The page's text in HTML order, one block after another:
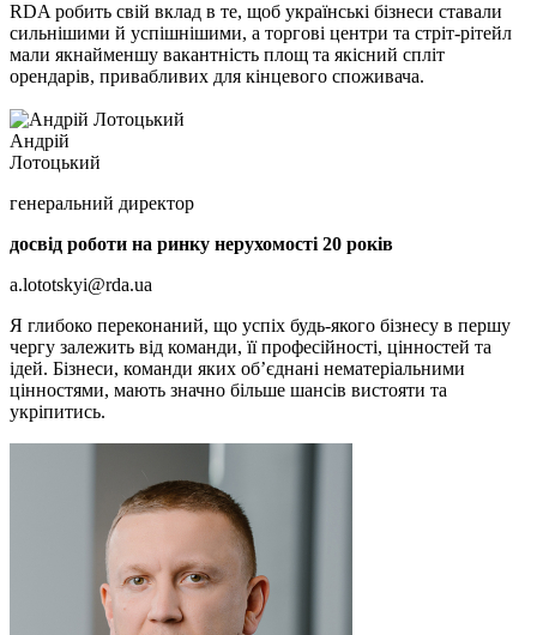
RDA робить свій вклад в те, щоб українські бізнеси ставали
сильнішими й успішнішими, а торгові центри та стріт-рітейл
мали якнайменшу вакантність площ та якісний спліт
орендарів, привабливих для кінцевого споживача.
Андрій
Лотоцький
генеральний директор
досвід роботи на ринку нерухомості 20 років
a.lototskyi@rda.ua
Я глибоко переконаний, що успіх будь-якого бізнесу в першу
чергу залежить від команди, її професійності, цінностей та
ідей. Бізнеси, команди яких об’єднані нематеріальними
цінностями, мають значно більше шансів вистояти та
укріпитись.